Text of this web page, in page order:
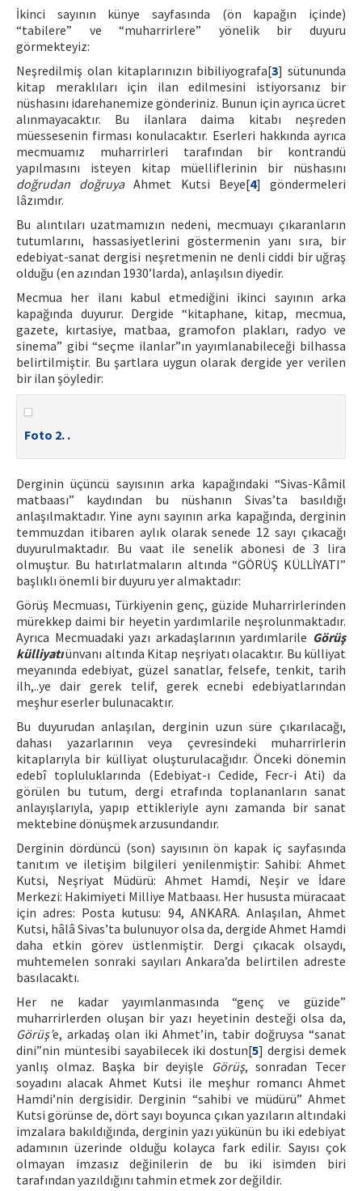
İkinci sayının künye sayfasında (ön kapağın içinde)
“tabilere” ve “muharrirlere” yönelik bir duyuru
görmekteyiz:
Neşredilmiş olan kitaplarınızın bibiliyografa[3] sütununda
kitap meraklıları için ilan edilmesini istiyorsanız bir
nüshasını idarehanemize gönderiniz. Bunun için ayrıca ücret
alınmayacaktır. Bu ilanlara daima kitabı neşreden
müessesenin firması konulacaktır. Eserleri hakkında ayrıca
mecmuamız muharrirleri tarafından bir kontrandü
yapılmasını isteyen kitap müelliflerinin bir nüshasını
doğrudan doğruyaAhmet Kutsi Beye[4] göndermeleri
lâzımdır.
Bu alıntıları uzatmamızın nedeni, mecmuayı çıkaranların
tutumlarını, hassasiyetlerini göstermenin yanı sıra, bir
edebiyat-sanat dergisi neşretmenin ne denli ciddi bir uğraş
olduğu (en azından 1930’larda), anlaşılsın diyedir.
Mecmua her ilanı kabul etmediğini ikinci sayının arka
kapağında duyurur. Dergide “kitaphane, kitap, mecmua,
gazete, kırtasiye, matbaa, gramofon plakları, radyo ve
sinema” gibi “seçme ilanlar”ın yayımlanabileceği bilhassa
belirtilmiştir. Bu şartlara uygun olarak dergide yer verilen
bir ilan şöyledir:
Foto 2. .
Derginin üçüncü sayısının arka kapağındaki “Sivas-Kâmil
matbaası” kaydından bu nüshanın Sivas’ta basıldığı
anlaşılmaktadır. Yine aynı sayının arka kapağında, derginin
temmuzdan itibaren aylık olarak senede 12 sayı çıkacağı
duyurulmaktadır. Bu vaat ile senelik abonesi de 3 lira
olmuştur. Bu hatırlatmaların altında “GÖRÜŞ KÜLLİYATI”
başlıklı önemli bir duyuru yer almaktadır:
Görüş Mecmuası, Türkiyenin genç, güzide Muharrirlerinden
mürekkep daimi bir heyetin yardımlarile neşrolunmaktadır.
Ayrıca Mecmuadaki yazı arkadaşlarının yardımlarile Görüş
külliyatıünvanı altında Kitap neşriyatı olacaktır. Bu külliyat
meyanında edebiyat, güzel sanatlar, felsefe, tenkit, tarih
ilh,..ye dair gerek telif, gerek ecnebi edebiyatlarından
meşhur eserler bulunacaktır.
Bu duyurudan anlaşılan, derginin uzun süre çıkarılacağı,
dahası yazarlarının veya çevresindeki muharrirlerin
kitaplarıyla bir külliyat oluşturulacağıdır. Önceki dönemin
edebî topluluklarında (Edebiyat-ı Cedide, Fecr-i Ati) da
görülen bu tutum, dergi etrafında toplananların sanat
anlayışlarıyla, yapıp ettikleriyle aynı zamanda bir sanat
mektebine dönüşmek arzusundandır.
Derginin dördüncü (son) sayısının ön kapak iç sayfasında
tanıtım ve iletişim bilgileri yenilenmiştir: Sahibi: Ahmet
Kutsi, Neşriyat Müdürü: Ahmet Hamdi, Neşir ve İdare
Merkezi: Hakimiyeti Milliye Matbaası. Her hususta müracaat
için adres: Posta kutusu: 94, ANKARA. Anlaşılan, Ahmet
Kutsi, hâlâ Sivas’ta bulunuyor olsa da, dergide Ahmet Hamdi
daha etkin görev üstlenmiştir. Dergi çıkacak olsaydı,
muhtemelen sonraki sayıları Ankara’da belirtilen adreste
basılacaktı.
Her ne kadar yayımlanmasında “genç ve güzide”
muharrirlerden oluşan bir yazı heyetinin desteği olsa da,
Görüş’e, arkadaş olan iki Ahmet’in, tabir doğruysa “sanat
dini”nin müntesibi sayabilecek iki dostun[5] dergisi demek
yanlış olmaz. Başka bir deyişle
Görüş, sonradan Tecer
soyadını alacak Ahmet Kutsi ile meşhur romancı Ahmet
Hamdi’nin dergisidir. Derginin “sahibi ve müdürü” Ahmet
Kutsi görünse de, dört sayı boyunca çıkan yazıların altındaki
imzalara bakıldığında, derginin yazı yükünün bu iki edebiyat
adamının üzerinde olduğu kolayca fark edilir. Sayısı çok
olmayan imzasız değinilerin de bu iki isimden biri
tarafından yazıldığını tahmin etmek zor değildir.